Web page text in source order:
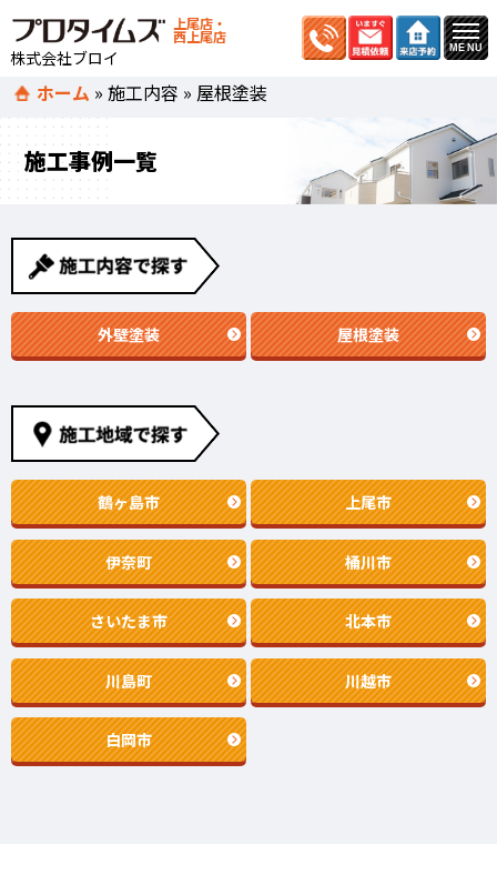
上尾店・
西上尾店
株式会社ブロイ
ホーム »施工内容 » 屋根塗装
施工事例一覧
外壁塗装 屋根塗装
鶴ヶ島市 上尾市
伊奈町 桶川市
さいたま市 北本市
川島町 川越市
白岡市